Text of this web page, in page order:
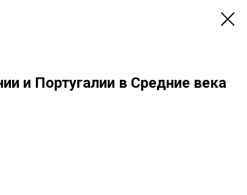
и Португалии в Средние века